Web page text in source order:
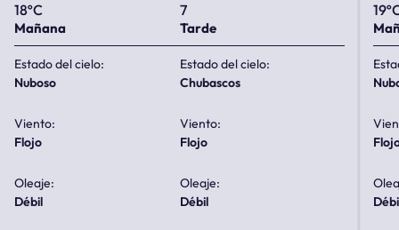
18ºC 7
Mañana
Estado del cielo:
nuboso
Viento:
flojo
Oleaje:
débil
Tarde
Estado del cielo:
chubascos
Viento:
flojo
Oleaje:
débil